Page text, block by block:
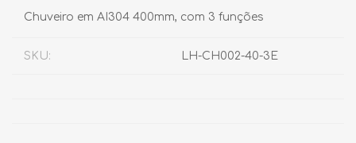
Chuveiro em AI304 400mm, com 3 funções
SKU: LH-CH002-40-3E